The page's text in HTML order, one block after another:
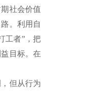
社会价值
。利用自
工者”，把
目标。在
但从行为